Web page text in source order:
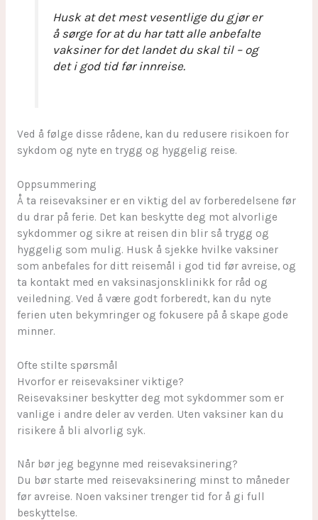
Husk at det mest vesentlige du gjør er
å sørge for at du har tatt alle anbefalte
vaksiner for det landet du skal til – og
det i god tid før innreise.
Ved å følge disse rådene, kan du redusere risikoen for
sykdom og nyte en trygg og hyggelig reise.
Oppsummering
Å ta reisevaksiner er en viktig del av forberedelsene før
du drar på ferie. Det kan beskytte deg mot alvorlige
sykdommer og sikre at reisen din blir så trygg og
hyggelig som mulig. Husk å sjekke hvilke vaksiner
som anbefales for ditt reisemål i god tid før avreise, og
ta kontakt med en vaksinasjonsklinikk for råd og
veiledning. Ved å være godt forberedt, kan du nyte
ferien uten bekymringer og fokusere på å skape gode
minner.
Ofte stilte spørsmål
Hvorfor er reisevaksiner viktige?
Reisevaksiner beskytter deg mot sykdommer som er
vanlige i andre deler av verden. Uten vaksiner kan du
risikere å bli alvorlig syk.
Når bør jeg begynne med reisevaksinering?
Du bør starte med reisevaksinering minst to måneder
før avreise. Noen vaksiner trenger tid for å gi full
beskyttelse.